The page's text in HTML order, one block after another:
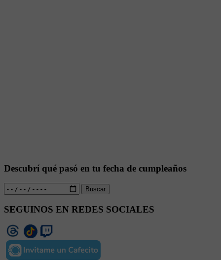
Descubrí qué pasó en tu fecha de cumpleaños
Buscar
SEGUINOS EN REDES SOCIALES